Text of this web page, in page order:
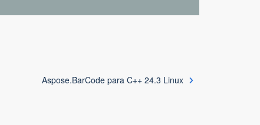
Aspose.BarCode para C++ 24.3 Linux